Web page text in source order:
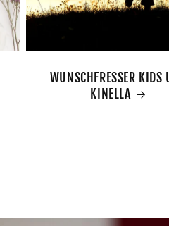
WUNSCHFRESSER KIDS
KINELLA